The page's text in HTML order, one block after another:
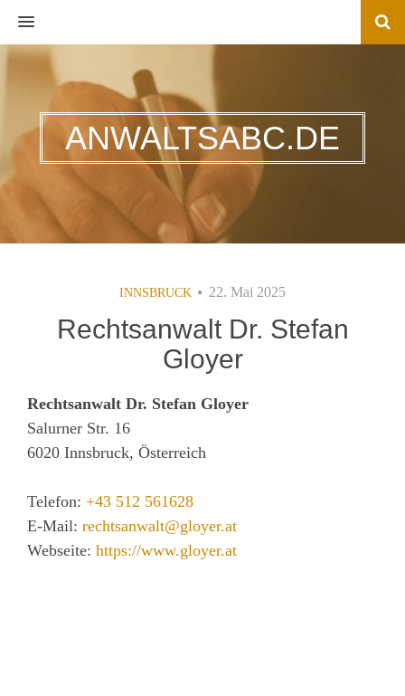
MENU
ANWALTSABC.DE
INNSBRUCK 22. Mai 2025
Rechtsanwalt Dr. Stefan
Gloyer
Rechtsanwalt Dr. Stefan Gloyer
Salurner Str. 16
6020 Innsbruck, Österreich
Telefon: +43 512 561628
E-Mail: rechtsanwalt@gloyer.at
Webseite: https://www.gloyer.at